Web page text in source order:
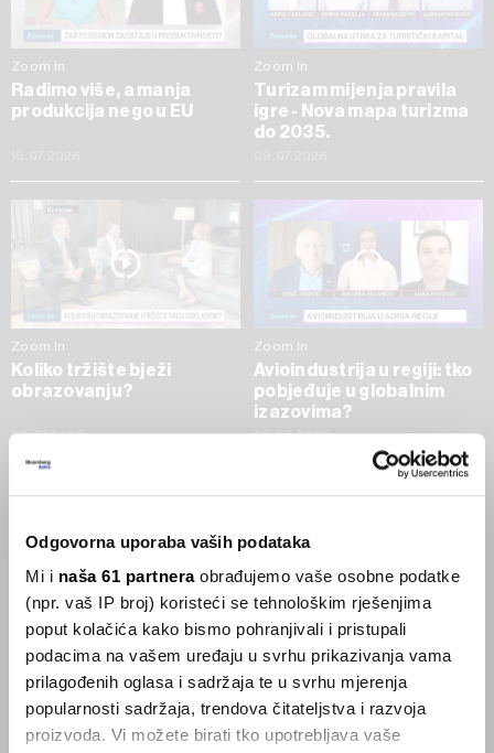
Odgovorna uporaba vaših podataka
Mi i naša 61 partneraobrađujemo vaše osobne podatke
(npr. vaš IP broj) koristeći se tehnološkim rješenjima
poput kolačića kako bismo pohranjivali i pristupali
podacima na vašem uređaju u svrhu prikazivanja vama
prilagođenih oglasa i sadržaja te u svrhu mjerenja
popularnosti sadržaja, trendova čitateljstva i razvoja
proizvoda. Vi možete birati tko upotrebljava vaše
Zoom In
Radimo više, a manja
produkcija nego u EU
Zoom In
Turizam mijenja pravila
igre - Nova mapa turizma
do 2035.
Zoom In
Koliko tržište bježi
obrazovanju?
02.07.2026
Zoom In
Avioindustrija u regiji: tko
pobjeđuje u globalnim
izazovima?
23.06.2026
SVE VIJESTI IZ RUBRIKE ZOOM IN
Businessweek Adria
Korisnici GLP-1 lijekova mršave,
ekonomija se deblja
Visok trošak selidbe kompanija iz Kine